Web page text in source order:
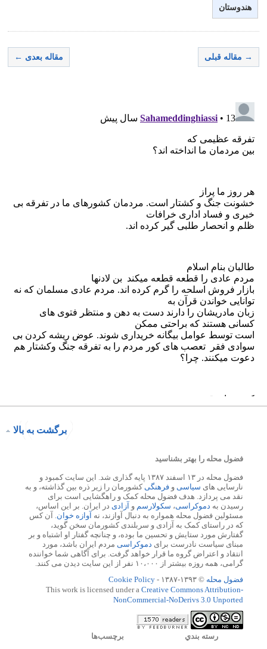
هندوستان
→ مقاله قبلی مقاله بعدی ←
برگشت به بالا
فضول محله را بهتر بشناسید
فضول محله در ۱۳ اسفند ۱۳۸۷ پایه گذاری شد. این سایت کمبود و
نارسایی های سیاسی و فرهنگی کشورمان را زیر ذره بین گذاشته، و به
نقد می پردازد. هدف فضول محله کمک و راهگشایی است برای
رسیدن به دموکراسی، سکولارسم و آزادی در ایران. بر این اساس،
مسئولین فضول محله همواره به دنبال آوازند، نه آوازه خوان . آن کس
که در راستای کمک به آزادی و سربلندی کشورمان سخن گوید،
گفتارش مورد ستایش و تحسین ما بوده، و چنانچه گفتار او اشتباه و بر
مبنای سیاست نادرست برای دموکراسی مردم ایران باشد، مورد
انتقاد و اعتراض گروه ما قرار خواهد گرفت. برای آگاهی شما خواننده
گرامی، همه روزه بیشتر از ۱۰،۰۰۰ نفر از این سایت دیدن می کنند.
فضول محله © ۱۳۹۳-۱۳۸۷ -
Cookie Policy
This work is licensed under a Creative Commons Attribution-
NonCommercial-NoDerivs 3.0 Unported
رسته بندي برچسب‌ها